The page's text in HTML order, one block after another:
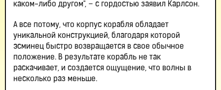
каком-либо другом", – с гордостью заявил Карлсон.
А все потому, что корпус корабля обладает
уникальной конструкцией, благодаря которой
эсминец быстро возвращается в свое обычное
положение. В результате корабль не так
раскачивает, и создается ощущение, что волны в
несколько раз меньше.